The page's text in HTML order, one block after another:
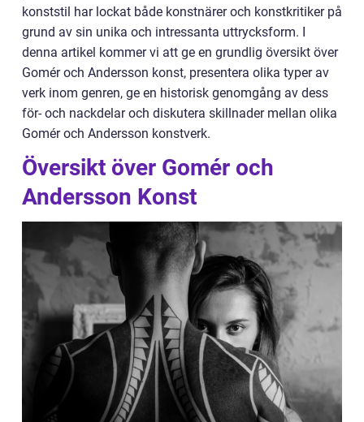
konststil har lockat både konstnärer och konstkritiker på
grund av sin unika och intressanta uttrycksform. I
denna artikel kommer vi att ge en grundlig översikt över
Gomér och Andersson konst, presentera olika typer av
verk inom genren, ge en historisk genomgång av dess
för- och nackdelar och diskutera skillnader mellan olika
Gomér och Andersson konstverk.
Översikt över Gomér och
Andersson Konst